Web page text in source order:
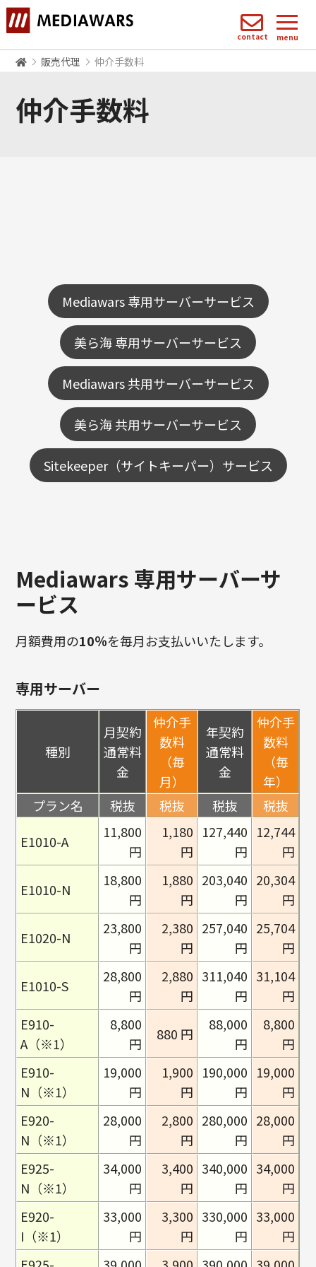
menu
contact
販売代理 仲介手数料
仲介手数料
Mediawars 専用サーバーサービス
美ら海 専用サーバーサービス
Mediawars 共用サーバーサービス
美ら海 共用サーバーサービス
Sitekeeper（サイトキーパー）サービス
Mediawars 専用サーバーサ
ービス
月額費用の10％を毎月お支払いいたします。
専用サーバー
種別
月契約
通常料
金
仲介手
数料
（毎
月）
年契約
通常料
金
仲介手
数料
（毎
年）
プラン名
税抜 税抜 税抜
税抜
E1010-A
11,800
円
1,180
円
127,440
円
12,744
円
E1010-N
18,800
円
1,880
円
203,040
円
20,304
円
E1020-N
23,800
円
2,380
円
257,040
円
25,704
円
E1010-S
28,800
円
2,880
円
311,040
円
31,104
円
E910-
A（※1）
8,800
円
880 円
88,000
円
8,800
円
E910-
N（※1）
19,000
円
1,900
円
190,000
円
19,000
円
E920-
N（※1）
28,000
円
2,800
円
280,000
円
28,000
円
E925-
N（※1）
34,000
円
3,400
円
340,000
円
34,000
円
E920-
I（※1）
33,000
円
3,300
円
330,000
円
33,000
円